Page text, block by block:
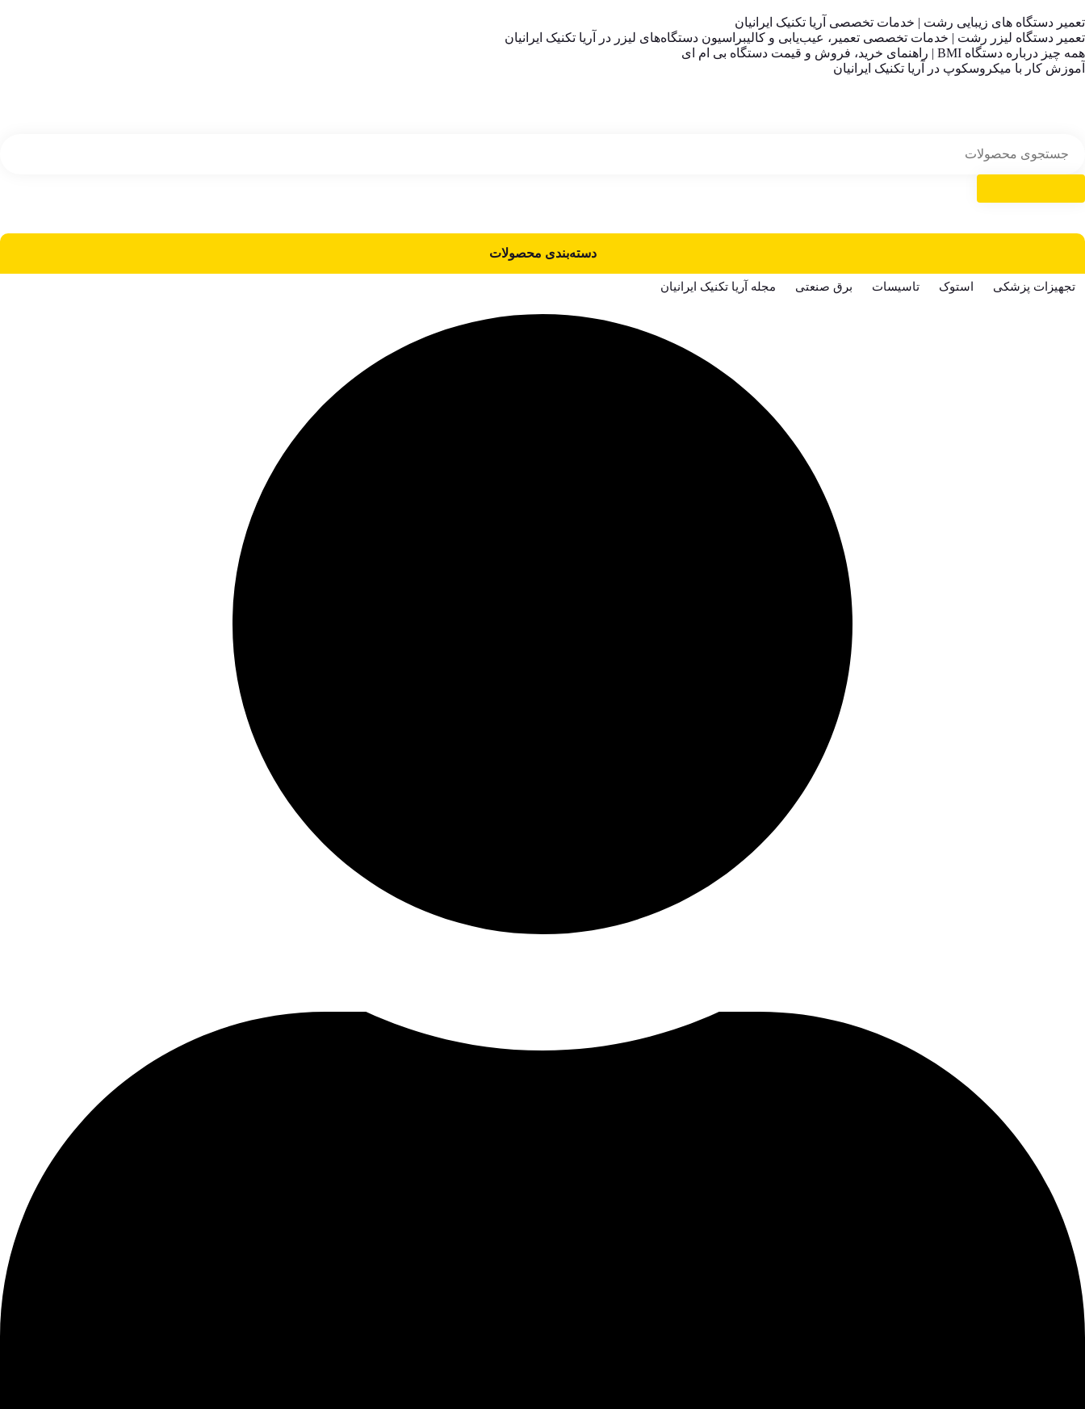
تعمیر دستگاه های زیبایی رشت | خدمات تخصصی آریا تکنیک ایرانیان
تعمیر دستگاه لیزر رشت | خدمات تخصصی تعمیر، عیب‌یابی و کالیبراسیون دستگاه‌های لیزر در آریا تکنیک ایرانیان
همه چیز درباره دستگاه BMI | راهنمای خرید، فروش و قیمت دستگاه بی ام ای
آموزش کار با میکروسکوپ در آریا تکنیک ایرانیان
دسته‌بندی محصولات
تجهیزات پزشکی استوک تاسیسات برق صنعتی مجله آریا تکنیک ایرانیان